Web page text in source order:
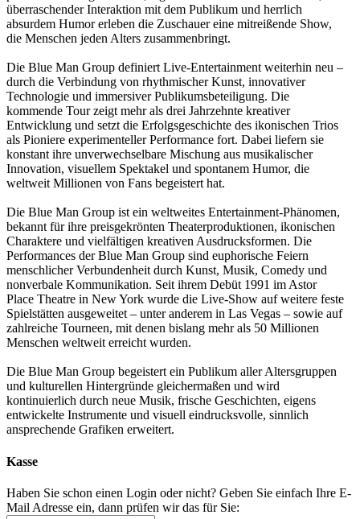
überraschender Interaktion mit dem Publikum und herrlich
absurdem Humor erleben die Zuschauer eine mitreißende Show,
die Menschen jeden Alters zusammenbringt.
Die Blue Man Group definiert Live-Entertainment weiterhin neu –
durch die Verbindung von rhythmischer Kunst, innovativer
Technologie und immersiver Publikumsbeteiligung. Die
kommende Tour zeigt mehr als drei Jahrzehnte kreativer
Entwicklung und setzt die Erfolgsgeschichte des ikonischen Trios
als Pioniere experimenteller Performance fort. Dabei liefern sie
konstant ihre unverwechselbare Mischung aus musikalischer
Innovation, visuellem Spektakel und spontanem Humor, die
weltweit Millionen von Fans begeistert hat.
Die Blue Man Group ist ein weltweites Entertainment-Phänomen,
bekannt für ihre preisgekrönten Theaterproduktionen, ikonischen
Charaktere und vielfältigen kreativen Ausdrucksformen. Die
Performances der Blue Man Group sind euphorische Feiern
menschlicher Verbundenheit durch Kunst, Musik, Comedy und
nonverbale Kommunikation. Seit ihrem Debüt 1991 im Astor
Place Theatre in New York wurde die Live-Show auf weitere feste
Spielstätten ausgeweitet – unter anderem in Las Vegas – sowie auf
zahlreiche Tourneen, mit denen bislang mehr als 50 Millionen
Menschen weltweit erreicht wurden.
Die Blue Man Group begeistert ein Publikum aller Altersgruppen
und kulturellen Hintergründe gleichermaßen und wird
kontinuierlich durch neue Musik, frische Geschichten, eigens
entwickelte Instrumente und visuell eindrucksvolle, sinnlich
ansprechende Grafiken erweitert.
Kasse
Haben Sie schon einen Login oder nicht? Geben Sie einfach Ihre E-
Mail Adresse ein, dann prüfen wir das für Sie: